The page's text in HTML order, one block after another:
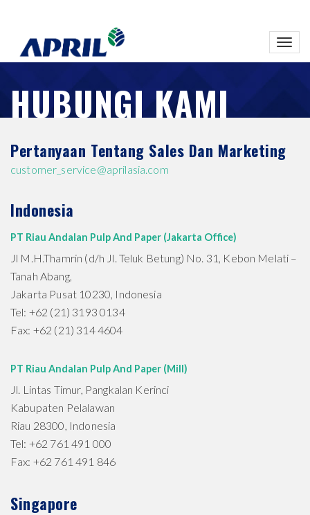
HUBUNGI KAMI
Pertanyaan Tentang Sales Dan Marketing
customer_service@aprilasia.com
Indonesia
PT Riau Andalan Pulp And Paper (Jakarta Office)
Jl M.H.Thamrin (d/h Jl. Teluk Betung) No. 31, Kebon Melati –
Tanah Abang,
Jakarta Pusat 10230, Indonesia
Tel: +62 (21) 3193 0134
Fax: +62 (21) 314 4604
PT Riau Andalan Pulp And Paper (Mill)
Jl. Lintas Timur, Pangkalan Kerinci
Kabupaten Pelalawan
Riau 28300, Indonesia
Tel: +62 761 491 000
Fax: +62 761 491 846
Singapore